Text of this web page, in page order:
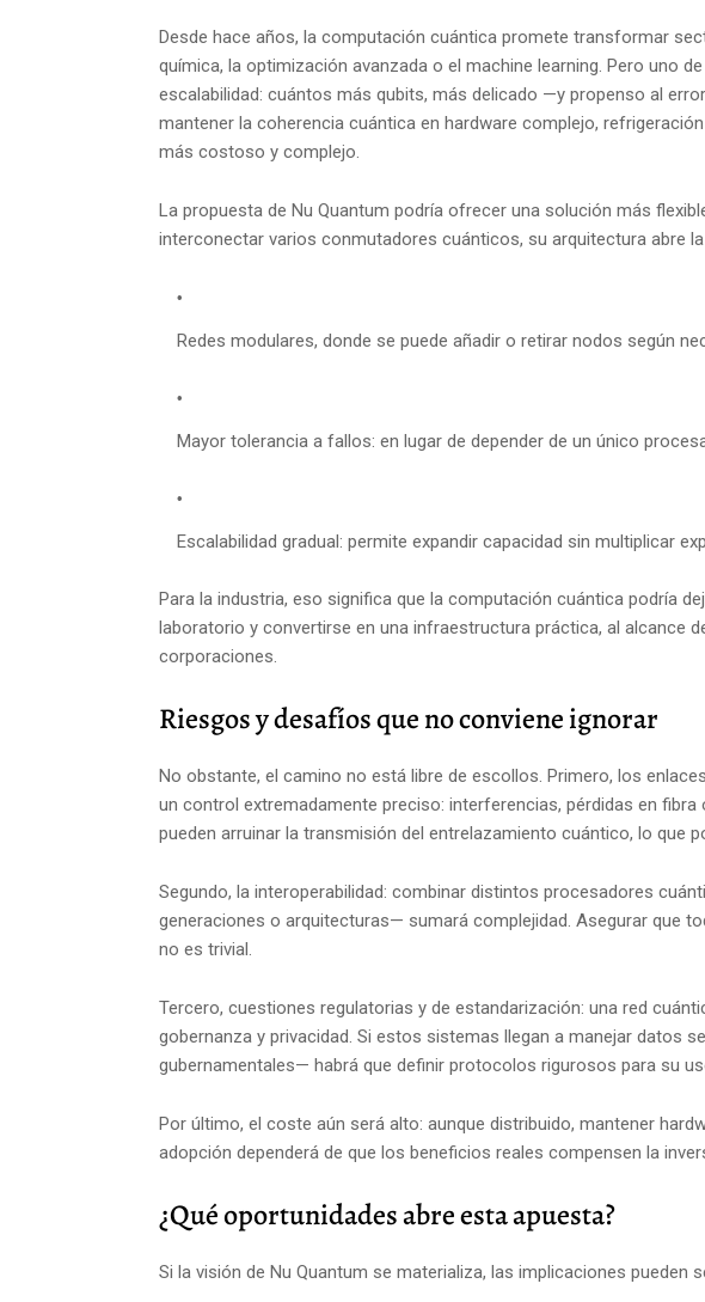
Desde hace años, la computación cuántica promete transformar
química, la optimización avanzada o el machine learning. Pero uno
escalabilidad: cuántos más qubits, más delicado —y propenso al
mantener la coherencia cuántica en hardware complejo,
más costoso y complejo.
La propuesta de Nu Quantum podría ofrecer una solución más
interconectar varios conmutadores cuánticos, su arquitectura abre
Redes modulares, donde se puede añadir o retirar nodos según
Mayor tolerancia a fallos: en lugar de depender de un único
Escalabilidad gradual: permite expandir capacidad sin multiplicar
Para la industria, eso significa que la computación cuántica podría
laboratorio y convertirse en una infraestructura práctica, al alcance
corporaciones.
Riesgos y desafíos que no conviene ignorar
No obstante, el camino no está libre de escollos. Primero, los
un control extremadamente preciso: interferencias, pérdidas en
pueden arruinar la transmisión del entrelazamiento cuántico, lo que
Segundo, la interoperabilidad: combinar distintos procesadores
generaciones o arquitecturas— sumará complejidad. Asegurar que
no es trivial.
Tercero, cuestiones regulatorias y de estandarización: una red
gobernanza y privacidad. Si estos sistemas llegan a manejar datos
gubernamentales— habrá que definir protocolos rigurosos para su
Por último, el coste aún será alto: aunque distribuido, mantener
adopción dependerá de que los beneficios reales compensen la
¿Qué oportunidades abre esta apuesta?
Si la visión de Nu Quantum se materializa, las implicaciones pueden